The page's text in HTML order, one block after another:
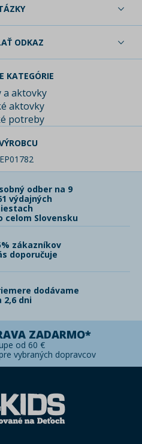
ODKAZ
KATEGÓRIE
a aktovky
aktovky
potreby
odber na 9
výdajných
celom Slovensku
zákazníkov
doporučuje
dodávame
2,6 dni
ZADARMO*
od 60 €
vybraných dopravcov